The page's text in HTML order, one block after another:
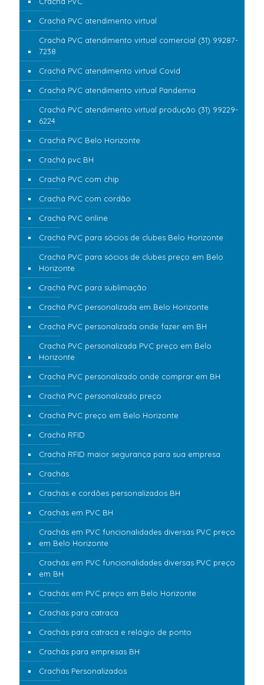
Crachá PVC atendimento virtual
Crachá PVC atendimento virtual comercial (31) 99287-
7238
Crachá PVC atendimento virtual Covid
Crachá PVC atendimento virtual Pandemia
Crachá PVC atendimento virtual produção (31) 99229-
6224
Crachá PVC Belo Horizonte
Crachá pvc BH
Crachá PVC com chip
Crachá PVC com cordão
Crachá PVC online
Crachá PVC para sócios de clubes Belo Horizonte
Crachá PVC para sócios de clubes preço em Belo
Horizonte
Crachá PVC para sublimação
Crachá PVC personalizada em Belo Horizonte
Crachá PVC personalizada onde fazer em BH
Crachá PVC personalizada PVC preço em Belo
Horizonte
Crachá PVC personalizado onde comprar em BH
Crachá PVC personalizado preço
Crachá PVC preço em Belo Horizonte
Crachá RFID
Crachá RFID maior segurança para sua empresa
Crachás
Crachás e cordões personalizados BH
Crachás em PVC BH
Crachás em PVC funcionalidades diversas PVC preço
em Belo Horizonte
Crachás em PVC funcionalidades diversas PVC preço
em BH
Crachás em PVC preço em Belo Horizonte
Crachás para catraca
Crachás para catraca e relógio de ponto
Crachás para empresas BH
Crachás Personalizados